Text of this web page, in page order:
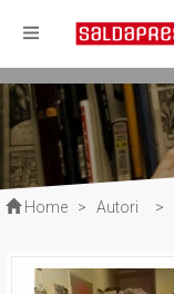
Home > Autori >